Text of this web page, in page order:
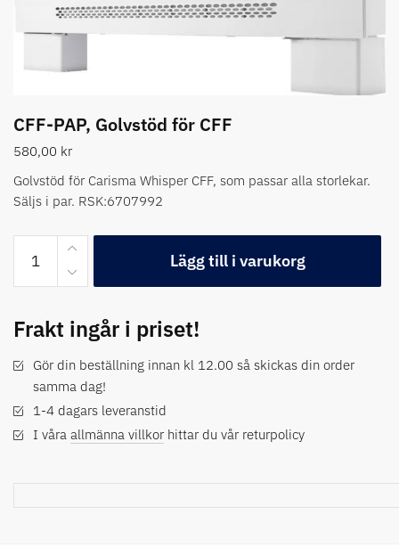
CFF-PAP, Golvstöd för CFF
580,00 kr
Golvstöd för Carisma Whisper CFF, som passar alla storlekar.
Säljs i par. RSK:6707992
Lägg till i varukorg
Frakt ingår i priset!
Gör din beställning innan kl 12.00 så skickas din order
samma dag!
1-4 dagars leveranstid
I våra allmänna villkorhittar du vår returpolicy